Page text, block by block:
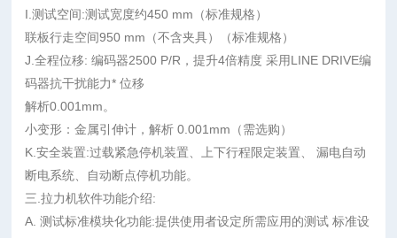
I.测试空间:测试宽度约450 mm（标准规格）
联板行走空间950 mm（不含夹具）（标准规格）
J.全程位移: 编码器2500 P/R，提升4倍精度 采用LINE DRIVE编
码器抗干扰能力* 位移
解析0.001mm。
小变形：金属引伸计，解析 0.001mm（需选购）
K.安全装置:过载紧急停机装置、上下行程限定装置、 漏电自动
断电系统、自动断点停机功能。
三.拉力机软件功能介绍:
A. 测试标准模块化功能:提供使用者设定所需应用的测试 标准设